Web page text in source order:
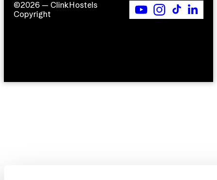
©2026 — ClinkHostels
Copyright